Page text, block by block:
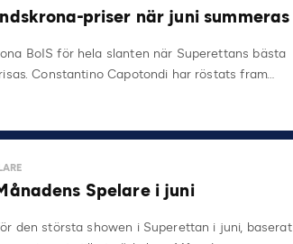
priser när juni summeras
BoIS för hela slanten när Superettans bästa
Constantino Capotondi har röstats fram…
Spelare i juni
den största showen i Superettan i juni, baserat